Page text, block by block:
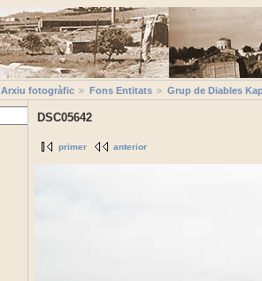
Arxiu fotogràfic Fons Entitats Grup de Diables
DSC05642
primer anterior